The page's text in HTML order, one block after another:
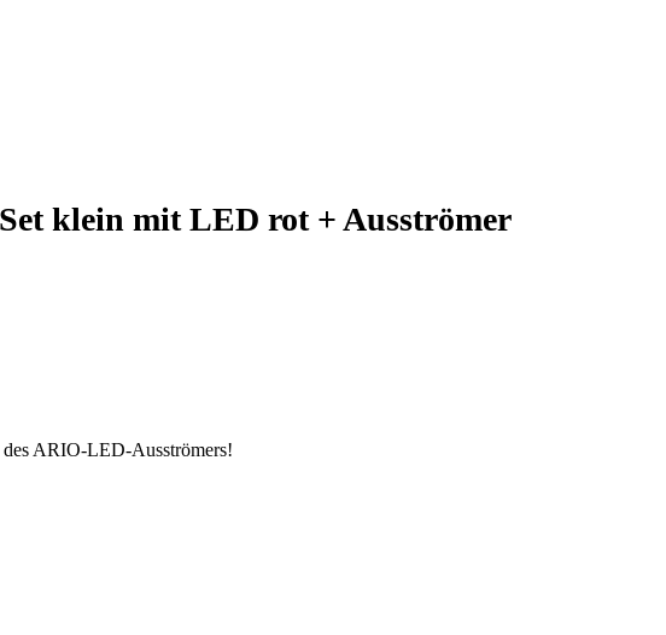
klein mit LED rot + Ausströmer
ARIO-LED-Ausströmers!